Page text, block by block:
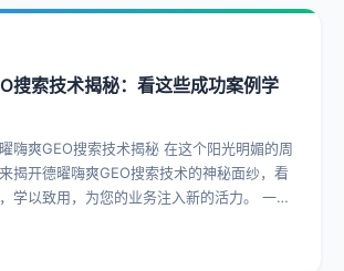
搜索技术揭秘：看这些成功案例学
搜索技术揭秘 在这个阳光明媚的周
揭开德曜嗨爽GEO搜索技术的神秘面纱，看
以致用，为您的业务注入新的活力。 一、